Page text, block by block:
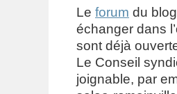
Le forum du blog
échanger dans
sont déjà
Le Conseil
joignable, par